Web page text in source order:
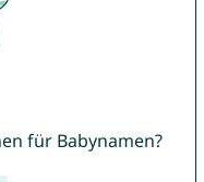
für Babynamen?